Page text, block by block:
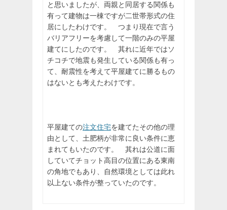
と思いましたが、両親と同居する関係も
有って建物は一棟ですが二世帯形式の住
居にしたわけです。 つまり現在で言う
バリアフリーを考慮して一階のみの平屋
建てにしたのです。 其れに近年ではソ
チコチで地震も発生している関係も有っ
て、耐震性を考えて平屋建てに勝るもの
はないとも考えたわけです。
平屋建ての注文住宅を建てたその他の理
由として、土肥柄が非常に良い条件に恵
まれてもいたのです。 其れは公道に面
していてチョット高目の位置にある東南
の角地でもあり、自然環境としては此れ
以上ない条件が整っていたのです。